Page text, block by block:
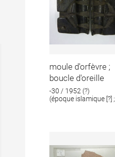
moule d'orfèvre ;
boucle d'oreille
-30 / 1952 (?)
(époque islamique [?] ;